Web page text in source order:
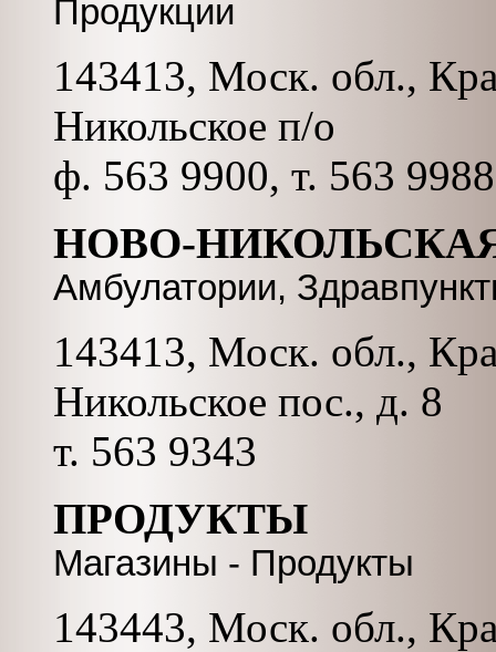
Продукции
143413, Моск. обл.,
Никольское п/о
ф. 563 9900, т. 563 9988
НОВО-
Амбулатории,
143413, Моск. обл.,
Никольское пос., д. 8
т. 563 9343
ПРОДУКТЫ
Магазины - Продукты
143443, Моск. обл.,